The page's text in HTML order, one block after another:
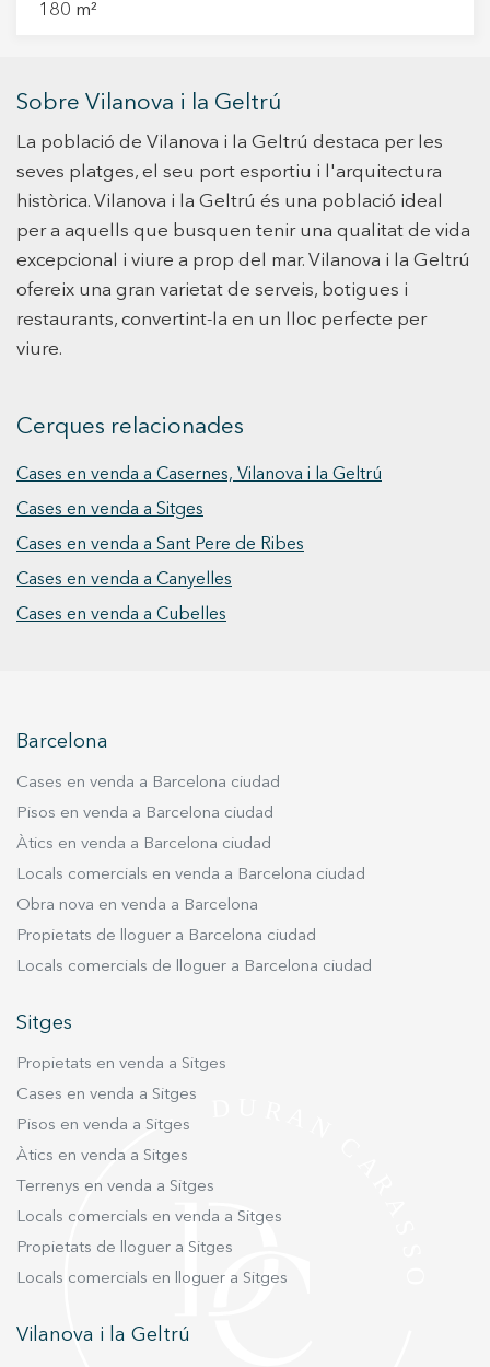
de habitatges unifamiliars, brindant la flexibilitat
propietari. A més, la zona residencial on es
mitjançant transport públic i carreteres
principals, facilitant l'accés a altres localitats
properes i a Barcelona. En definitiva, aquestes
sis parcel·les a Vilanova i la Geltrú representen
l'oportunitat perfecta per
construir habitatges unifamiliars en un entorn
residencial privilegiat. Viu on mereixes viure,
amb Duran Carasso!
superfície de 73,50m2. En aquesta finca hi ha
ocupant en total una superfície de 73,50m2. La
està molt ben ubicat amb molt bona visibilitat
des de la carretera.
180 m²
Sobre Vilanova i la Geltrú
La població de Vilanova i la Geltrú destaca per les
seves platges, el seu port esportiu i l'arquitectura
històrica. Vilanova i la Geltrú és una població ideal
per a aquells que busquen tenir una qualitat de vida
excepcional i viure a prop del mar. Vilanova i la Geltrú
ofereix una gran varietat de serveis, botigues i
restaurants, convertint-la en un lloc perfecte per
viure.
Cerques relacionades
Cases en venda a Casernes, Vilanova i la Geltrú
Cases en venda a Sitges
Cases en venda a Sant Pere de Ribes
Cases en venda a Canyelles
Cases en venda a Cubelles
Barcelona
Cases en venda a Barcelona ciudad
Pisos en venda a Barcelona ciudad
Àtics en venda a Barcelona ciudad
Locals comercials en venda a Barcelona ciudad
Obra nova en venda a Barcelona
Propietats de lloguer a Barcelona ciudad
Locals comercials de lloguer a Barcelona ciudad
Sitges
Propietats en venda a Sitges
Cases en venda a Sitges
Pisos en venda a Sitges
Àtics en venda a Sitges
Terrenys en venda a Sitges
Locals comercials en venda a Sitges
Propietats de lloguer a Sitges
Locals comercials en lloguer a Sitges
Vilanova i la Geltrú